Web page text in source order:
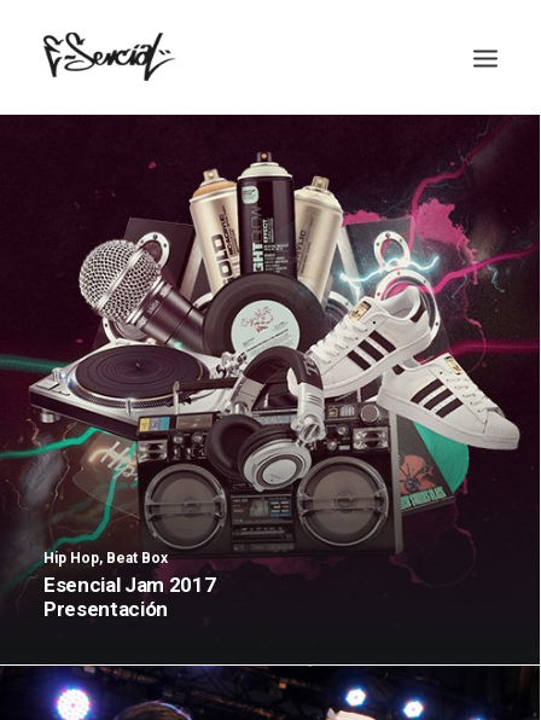
Home
Historia
Hip Hop, Beat Box
Esencial Jam 2017
Presentación